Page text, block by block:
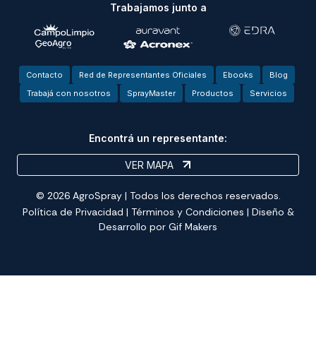
Trabajamos junto a
Contacto Red de Representantes Oficiales Ebooks
Blog
Trabajá con nosotros
SprayMaster Productos Servicios
Encontrá un representante:
VER MAPA
© 2026 AgroSpray | Todos los derechos reservados.
Política de Privacidad | Términos y Condiciones | Diseño &
Desarrollo por Gif Makers